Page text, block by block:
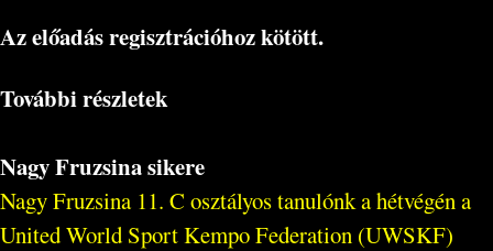
Az előadás regisztrációhoz kötött.
További részletek
Nagy Fruzsina sikere
Nagy Fruzsina 11. C osztályos tanulónk a hétvégén a
United World Sport Kempo Federation (UWSKF)